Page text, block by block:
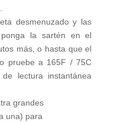
desmenuzado y las
la sartén en el
más, o hasta que el
pruebe a 165F / 75C
lectura instantánea
grandes
una) para